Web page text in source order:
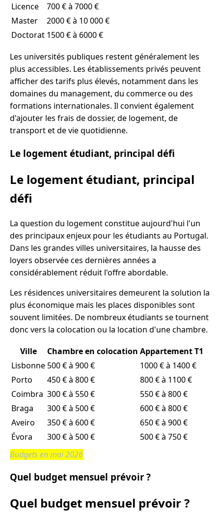
Licence
700 € à 7000 €
Master
2000 € à 10 000 €
Doctorat 1500 € à 6000 €
Les universités publiques restent généralement les
plus accessibles. Les établissements privés peuvent
afficher des tarifs plus élevés, notamment dans les
domaines du management, du commerce ou des
formations internationales. Il convient également
d'ajouter les frais de dossier, de logement, de
transport et de vie quotidienne.
Le logement étudiant, principal défi
Le logement étudiant, principal
défi
La question du logement constitue aujourd'hui l'un
des principaux enjeux pour les étudiants au Portugal.
Dans les grandes villes universitaires, la hausse des
loyers observée ces dernières années a
considérablement réduit l'offre abordable.
Les résidences universitaires demeurent la solution la
plus économique mais les places disponibles sont
souvent limitées. De nombreux étudiants se tournent
donc vers la colocation ou la location d'une chambre.
Ville
Chambre en colocation Appartement T1
Lisbonne 500 € à 900 €
1000 € à 1400 €
Porto
450 € à 800 €
800 € à 1100 €
Coimbra 300 € à 550 €
550 € à 800 €
Braga
300 € à 500 €
600 € à 800 €
Aveiro
350 € à 600 €
650 € à 900 €
Évora
300 € à 500 €
500 € à 750 €
Budgets en mai 2026
Quel budget mensuel prévoir ?
Quel budget mensuel prévoir ?